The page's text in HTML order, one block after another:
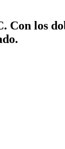
Con los